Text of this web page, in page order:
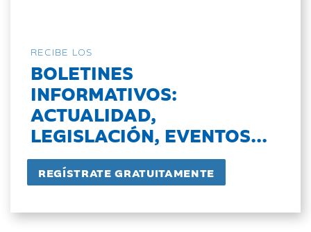
RECIBE LOS
BOLETINES
INFORMATIVOS:
ACTUALIDAD,
LEGISLACIÓN, EVENTOS...